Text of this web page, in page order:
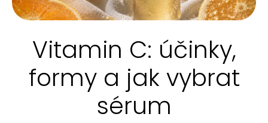
Vitamin C: účinky,
formy a jak vybrat
sérum